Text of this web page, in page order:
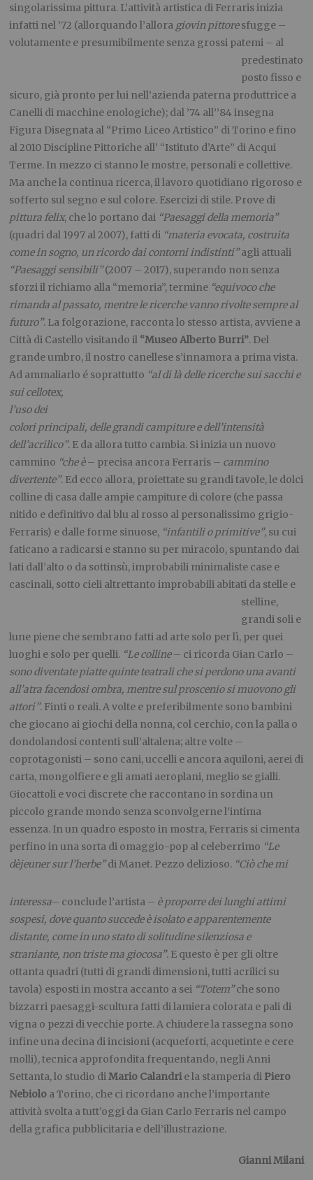
singolarissima pittura. L’attività artistica di Ferraris inizia
infatti nel ’72 (allorquando l’allora giovin pittoresfugge –
volutamente e presumibilmente senza grossi patemi – al
predestinato
posto fisso e
sicuro, già pronto per lui nell’azienda paterna produttrice a
Canelli di macchine enologiche); dal ’74 all’’84 insegna
Figura Disegnata al “Primo Liceo Artistico” di Torino e fino
al 2010 Discipline Pittoriche all’ “Istituto d’Arte” di Acqui
Terme. In mezzo ci stanno le mostre, personali e collettive.
Ma anche la continua ricerca, il lavoro quotidiano rigoroso e
sofferto sul segno e sul colore. Esercizi di stile. Prove di
pittura felix, che lo portano dai “Paesaggi della memoria”
(quadri dal 1997 al 2007), fatti di “materia evocata, costruita
come in sogno, un ricordo dai contorni indistinti”agli attuali
“Paesaggi sensibili”(2007 – 2017), superando non senza
sforzi il richiamo alla “memoria”, termine “equivoco che
rimanda al passato, mentre le ricerche vanno rivolte sempre al
futuro”. La folgorazione, racconta lo stesso artista, avviene a
Città di Castello visitando il “Museo Alberto Burri”. Del
grande umbro, il nostro canellese s’innamora a prima vista.
Ad ammaliarlo é soprattutto “al di là delle ricerche sui sacchi e
sui cellotex,
l’uso dei
colori principali, delle grandi campiture e dell’intensità
dell’acrilico”. E da allora tutto cambia. Si inizia un nuovo
cammino “che è– precisa ancora Ferraris – cammino
divertente”. Ed ecco allora, proiettate su grandi tavole, le dolci
colline di casa dalle ampie campiture di colore (che passa
nitido e definitivo dal blu al rosso al personalissimo grigio-
Ferraris) e dalle forme sinuose, “infantili o primitive”, su cui
faticano a radicarsi e stanno su per miracolo, spuntando dai
lati dall’alto o da sottinsù, improbabili minimaliste case e
cascinali, sotto cieli altrettanto improbabili abitati da stelle e
stelline,
grandi soli e
lune piene che sembrano fatti ad arte solo per lì, per quei
luoghi e solo per quelli. “Le colline– ci ricorda Gian Carlo –
sono diventate piatte quinte teatrali che si perdono una avanti
all’atra facendosi ombra, mentre sul proscenio si muovono gli
attori”. Finti o reali. A volte e preferibilmente sono bambini
che giocano ai giochi della nonna, col cerchio, con la palla o
dondolandosi contenti sull’altalena; altre volte –
coprotagonisti – sono cani, uccelli e ancora aquiloni, aerei di
carta, mongolfiere e gli amati aeroplani, meglio se gialli.
Giocattoli e voci discrete che raccontano in sordina un
piccolo grande mondo senza sconvolgerne l’intima
essenza. In un quadro esposto in mostra, Ferraris si cimenta
perfino in una sorta di omaggio-pop al celeberrimo “Le
dèjeuner sur l’herbe”di Manet. Pezzo delizioso. “Ciò che mi
interessa– conclude l’artista – è proporre dei lunghi attimi
sospesi, dove quanto succede è isolato e apparentemente
distante, come in uno stato di solitudine silenziosa e
straniante, non triste ma giocosa”. E questo è per gli oltre
ottanta quadri (tutti di grandi dimensioni, tutti acrilici su
tavola) esposti in mostra accanto a sei “Totem”che sono
bizzarri paesaggi-scultura fatti di lamiera colorata e pali di
vigna o pezzi di vecchie porte. A chiudere la rassegna sono
infine una decina di incisioni (acqueforti, acquetinte e cere
molli), tecnica approfondita frequentando, negli Anni
Settanta, lo studio diMario Calandrie la stamperia di Piero
Nebiolo a Torino, che ci ricordano anche l’importante
attività svolta a tutt’oggi da Gian Carlo Ferraris nel campo
della grafica pubblicitaria e dell’illustrazione.
Gianni Milani